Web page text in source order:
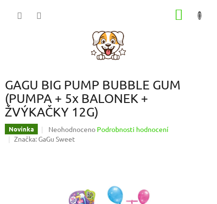
GAGU BIG PUMP BUBBLE GUM
(PUMPA + 5x BALONEK +
ŽVÝKAČKY 12G)
Novinka
Průměrné
hodnocení
hvězdiček.
Neohodnoceno Podrobnosti hodnocení
Značka: GaGu Sweet